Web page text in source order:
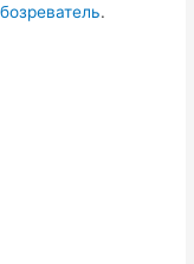
.